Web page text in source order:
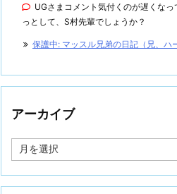
UGさまコメント気付くのが遅くな
っとして、S村先輩でしょうか？
保護中: マッスル兄弟の日記（兄、ハ
アーカイブ
ー
イ